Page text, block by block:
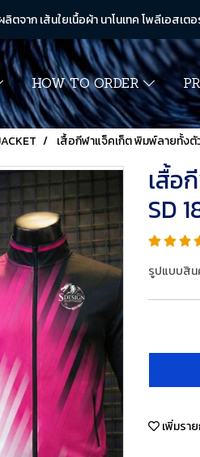
จาก เส้นใยเนื้อผ้า นาโนเทค โพลีเอสเต
HOW TO ORDER
เสื้อกีฬาแจ็คเก็ต พิมพ์ลายทั้งตัว
เสื้อ
SD
รูปแบบสิน
เพิ่มรา